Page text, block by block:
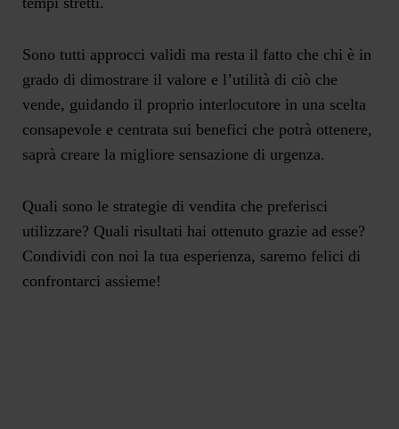
Sono tutti approcci validi ma resta il fatto che chi è in
grado di dimostrare il valore e l’utilità di ciò che
vende, guidando il proprio interlocutore in una scelta
consapevole e centrata sui benefici che potrà ottenere,
saprà creare la migliore sensazione di urgenza.
Quali sono le strategie di vendita che preferisci
utilizzare? Quali risultati hai ottenuto grazie ad esse?
Condividi con noi la tua esperienza, saremo felici di
confrontarci assieme!